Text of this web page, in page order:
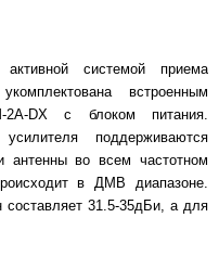
системой приема
встроенным
2А-DX с блоком питания.
поддерживаются
антенны во всем частотном
в ДМВ диапазоне.
31.5-35дБи, а для